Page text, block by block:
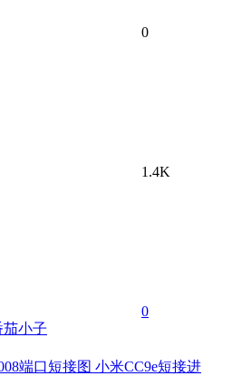
0
1.4K
0
茄小子